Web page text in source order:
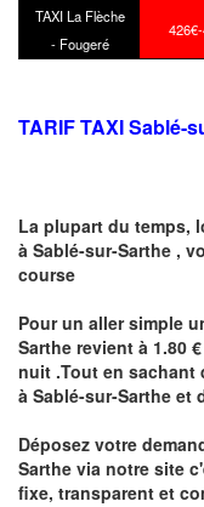
TAXI La Flèche
- Fougeré
TARIF TAXI Sablé-
La plupart du temps,
à Sablé-sur-Sarthe ,
course
Pour un aller simple
Sarthe revient à 1.80
nuit .Tout en sachant
à Sablé-sur-Sarthe et
Déposez votre
Sarthe via notre site
fixe, transparent et